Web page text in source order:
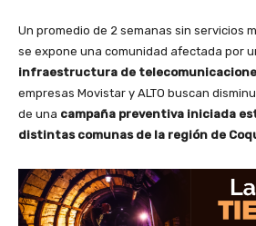
Un promedio de 2 semanas sin servicios
se expone una comunidad afectada por
infraestructura de
empresas Movistar y ALTO buscan
de una campaña preventiva iniciada
distintas comunas de la región de